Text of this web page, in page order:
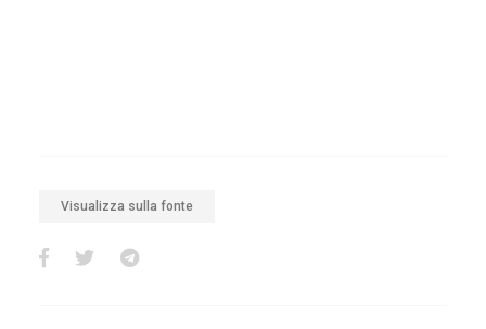
Visualizza sulla fonte